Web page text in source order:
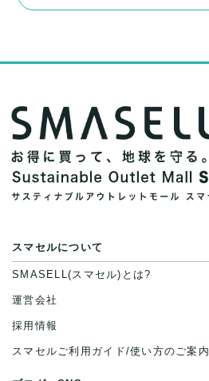
スマセルについて
SMASELL(スマセル)とは?
運営会社
採用情報
スマセルご利用ガイド/使い方のご案内